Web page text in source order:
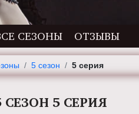
СЕЗОНЫ ОТЗЫВЫ
5 сезон 5 серия
5 СЕРИЯ